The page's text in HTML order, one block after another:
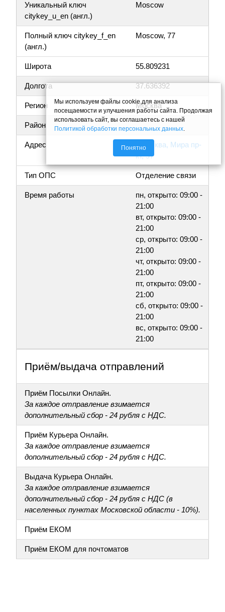
Уникальный ключ
citykey_u_en (англ.)
Moscow
Полный ключ citykey_f_en
(англ.)
Moscow, 77
Широта 55.809231
Долгота 37.636392
Регион Москва
Район
Адрес
г Москва, Мира пр-
кт, 97
Тип ОПС Отделение связи
Время работы
пн, открыто: 09:00 -
21:00
вт, открыто: 09:00 -
21:00
ср, открыто: 09:00 -
21:00
чт, открыто: 09:00 -
21:00
пт, открыто: 09:00 -
21:00
сб, открыто: 09:00 -
21:00
вс, открыто: 09:00 -
21:00
Приём/выдача отправлений
Приём Посылки Онлайн.
За каждое отправление взимается
дополнительный сбор - 24 рубля с НДС.
Приём Курьера Онлайн.
За каждое отправление взимается
дополнительный сбор - 24 рубля с НДС.
Выдача Курьера Онлайн.
За каждое отправление взимается
дополнительный сбор - 24 рубля с НДС (в
населенных пунктах Московской области - 10%).
Приём ЕКОМ
Приём ЕКОМ для почтоматов
Мы используем файлы cookie для анализа
посещаемости и улучшения работы сайта. Продолжая
использовать сайт, вы соглашаетесь с нашей
Политикой обработки персональных данных
Понятно